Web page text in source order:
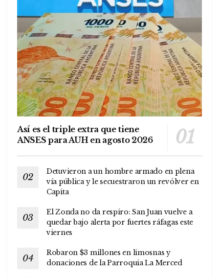
Así es el triple extra que tiene
ANSES para AUH en agosto 2026
Detuvieron a un hombre armado en plena
vía pública y le secuestraron un revólver en
Capita
El Zonda no da respiro: San Juan vuelve a
quedar bajo alerta por fuertes ráfagas este
viernes
Robaron $3 millones en limosnas y
donaciones de la Parroquia La Merced